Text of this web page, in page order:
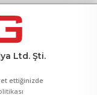
Ltd. Şti.
ettiğinizde